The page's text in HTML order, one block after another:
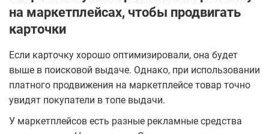
на маркетплейсах, чтобы продвигать
карточки
Если карточку хорошо оптимизировали, она будет
выше в поисковой выдаче. Однако, при использовании
платного продвижения на маркетплейсе товар точно
увидят покупатели в топе выдачи.
У маркетплейсов есть разные рекламные средства